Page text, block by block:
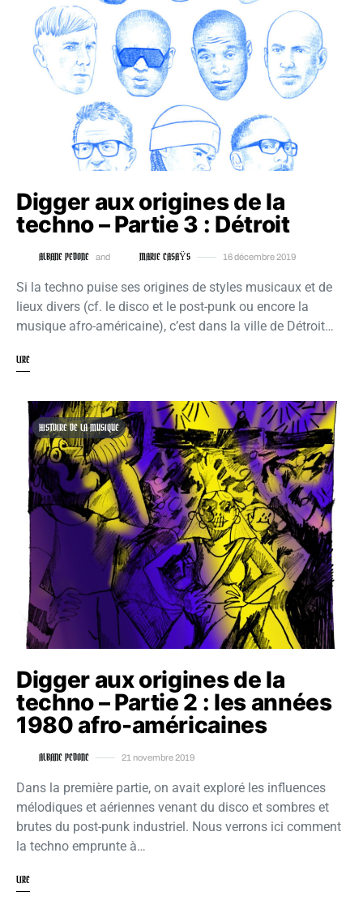
Digger aux origines de la
techno – Partie 3 : Détroit
ALBANE PEDONE and MARIE CASAŸS 16 décembre 2019
Si la techno puise ses origines de styles musicaux et de
lieux divers (cf. le disco et le post-punk ou encore la
musique afro-américaine), c’est dans la ville de Détroit…
LIRE
HISTOIRE DE LA MUSIQUE
Digger aux origines de la
techno – Partie 2 : les années
1980 afro-américaines
ALBANE PEDONE 21 novembre 2019
Dans la première partie, on avait exploré les influences
mélodiques et aériennes venant du disco et sombres et
brutes du post-punk industriel. Nous verrons ici comment
la techno emprunte à…
LIRE